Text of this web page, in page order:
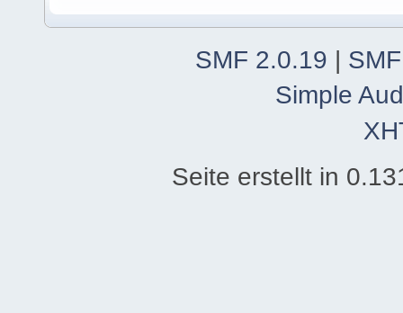
SMF 2.0.19
Simple
Seite erstellt in